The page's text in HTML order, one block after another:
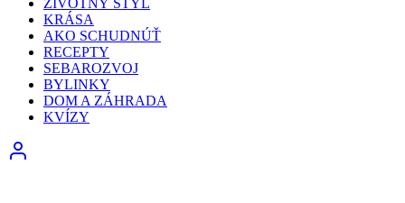
ŽIVOTNÝ ŠTÝL
KRÁSA
AKO SCHUDNÚŤ
RECEPTY
SEBAROZVOJ
BYLINKY
DOM A ZÁHRADA
KVÍZY